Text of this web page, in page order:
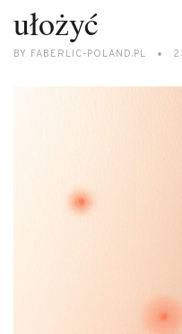
ułożyć
BY FABERLIC-POLAND.PL